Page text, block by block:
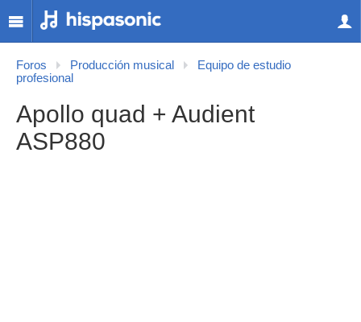
Foros Producción musical
Equipo de estudio
profesional
Apollo quad + Audient
ASP880